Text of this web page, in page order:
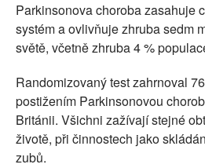
Parkinsonova choroba zasahuje
systém a ovlivňuje zhruba sedm
světě, včetně zhruba 4 %
Randomizovaný test zahrnoval
postižením Parkinsonovou
Británii. Všichni zažívají stejné
životě, při činnostech jako
zubů.